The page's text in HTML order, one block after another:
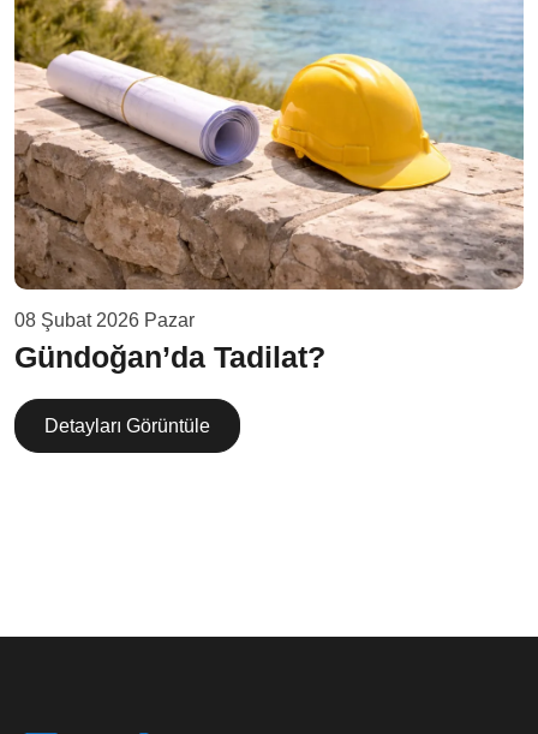
08 Şubat 2026 Pazar
Gündoğan’da Tadilat?
Detayları Görüntüle